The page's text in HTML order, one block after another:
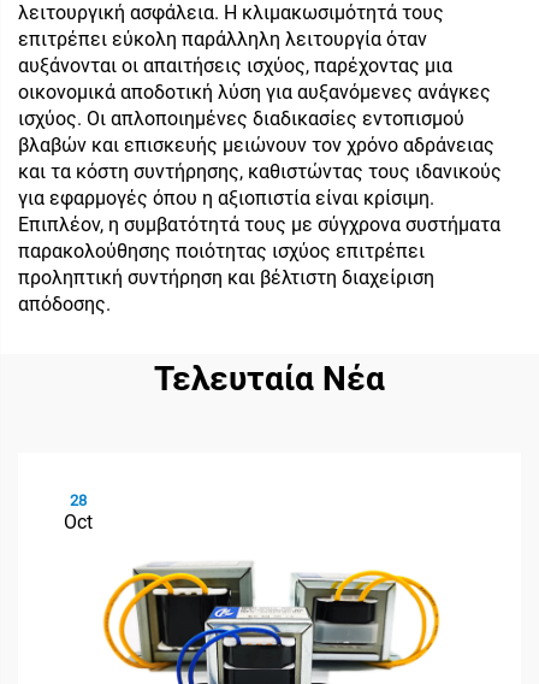
λειτουργική ασφάλεια. Η κλιμακωσιμότητά τους
επιτρέπει εύκολη παράλληλη λειτουργία όταν
αυξάνονται οι απαιτήσεις ισχύος, παρέχοντας μια
οικονομικά αποδοτική λύση για αυξανόμενες ανάγκες
ισχύος. Οι απλοποιημένες διαδικασίες εντοπισμού
βλαβών και επισκευής μειώνουν τον χρόνο αδράνειας
και τα κόστη συντήρησης, καθιστώντας τους ιδανικούς
για εφαρμογές όπου η αξιοπιστία είναι κρίσιμη.
Επιπλέον, η συμβατότητά τους με σύγχρονα συστήματα
παρακολούθησης ποιότητας ισχύος επιτρέπει
προληπτική συντήρηση και βέλτιστη διαχείριση
απόδοσης.
Τελευταία Νέα
28
Oct